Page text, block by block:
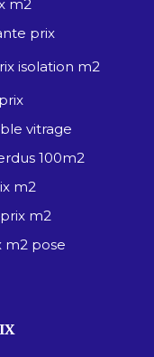
m2
prix
isolation m2
vitrage
100m2
m2
m2
m2 pose